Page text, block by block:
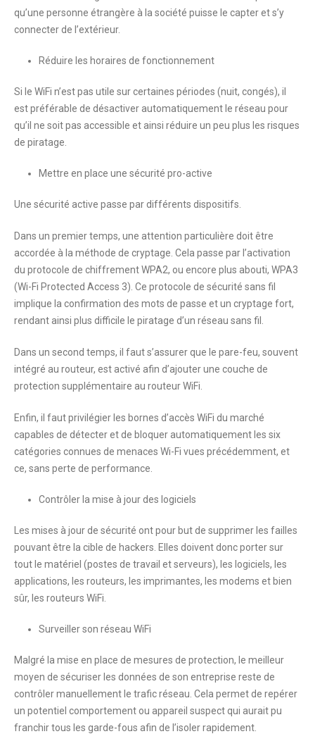
qu’une personne étrangère à la société puisse le capter et s’y
connecter de l’extérieur.
Réduire les horaires de fonctionnement
Si le WiFi n’est pas utile sur certaines périodes (nuit, congés), il
est préférable de désactiver automatiquement le réseau pour
qu’il ne soit pas accessible et ainsi réduire un peu plus les risques
de piratage.
Mettre en place une sécurité pro-active
Une sécurité active passe par différents dispositifs.
Dans un premier temps, une attention particulière doit être
accordée à la méthode de cryptage. Cela passe par l’activation
du protocole de chiffrement WPA2, ou encore plus abouti, WPA3
(Wi-Fi Protected Access 3). Ce protocole de sécurité sans fil
implique la confirmation des mots de passe et un cryptage fort,
rendant ainsi plus difficile le piratage d’un réseau sans fil.
Dans un second temps, il faut s’assurer que le pare-feu, souvent
intégré au routeur, est activé afin d’ajouter une couche de
protection supplémentaire au routeur WiFi.
Enfin, il faut privilégier les bornes d’accès WiFi du marché
capables de détecter et de bloquer automatiquement les six
catégories connues de menaces Wi-Fi vues précédemment, et
ce, sans perte de performance.
Contrôler la mise à jour des logiciels
Les mises à jour de sécurité ont pour but de supprimer les failles
pouvant être la cible de hackers. Elles doivent donc porter sur
tout le matériel (postes de travail et serveurs), les logiciels, les
applications, les routeurs, les imprimantes, les modems et bien
sûr, les routeurs WiFi.
Surveiller son réseau WiFi
Malgré la mise en place de mesures de protection, le meilleur
moyen de sécuriser les données de son entreprise reste de
contrôler manuellement le trafic réseau. Cela permet de repérer
un potentiel comportement ou appareil suspect qui aurait pu
franchir tous les garde-fous afin de l’isoler rapidement.